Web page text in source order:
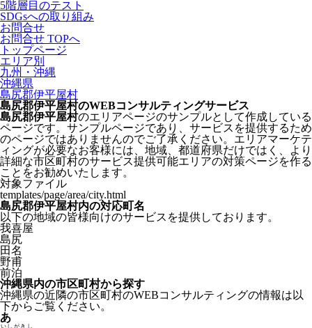
5階層目のテスト
SDGsへの取り組み
お問合せ
お問合せ TOPへ
トップページ
エリア別
九州・沖縄
沖縄県
島尻郡伊平屋村
島尻郡伊平屋村のWEBコンサルティングサービス
島尻郡伊平屋村のエリアページのサンプルとして作成している
ページです。サンプルページであり、サービスを提供するため
のページではありませんのでご了承ください。エリアマーケテ
ィングが必要なお客様には、地域、都道府県だけではく、より
詳細な市区町村のサービス提供可能エリアの対策ページを作る
ことをお勧めいたします。
対象ファイル
templates/page/area/city.html
島尻郡伊平屋村内の対応町名
以下の地域の皆様向けのサービスを提供しております。
我喜屋
島尻
田名
野甫
前泊
沖縄県内の市区町村から探す
沖縄県の近隣の市区町村のWEBコンサルティングの情報は以
下からご覧ください。
あ
いしがきし